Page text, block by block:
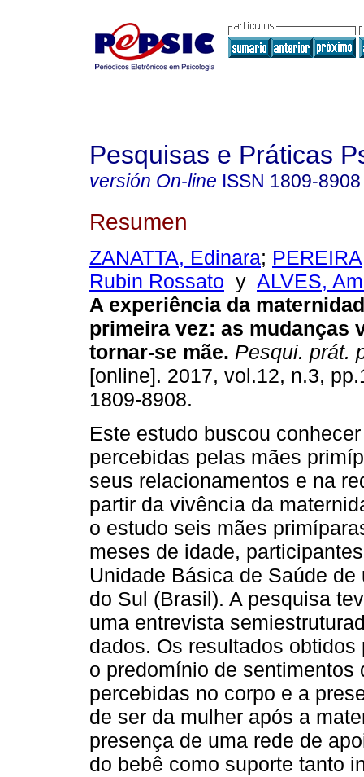
Pesquisas e Práticas
versión On-line ISSN 1809-8908
Resumen
ZANATTA, Edinara;
Rubin Rossato y ALVES,
A experiência da
primeira vez: as mudanças
tornar-se mãe. Pesqui. prát.
[online]. 2017, vol.12, n.3,
1809-8908.
Este estudo buscou
percebidas pelas mães
seus relacionamentos e na
partir da vivência da
o estudo seis mães
meses de idade,
Unidade Básica de Saúde
do Sul (Brasil). A pesquisa
uma entrevista
dados. Os resultados
o predomínio de
percebidas no corpo e a
de ser da mulher após a
presença de uma rede de
do bebê como suporte tanto